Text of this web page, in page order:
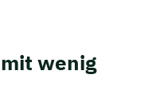
wenig